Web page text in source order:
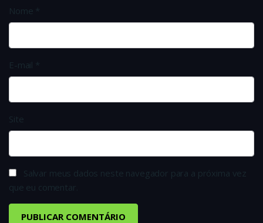
Nome *
E-mail *
Site
Salvar meus dados neste navegador para a próxima vez
que eu comentar.